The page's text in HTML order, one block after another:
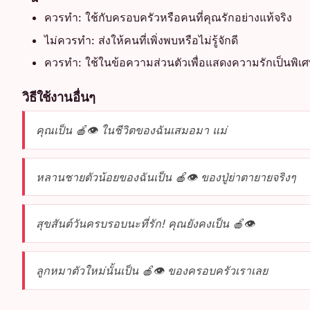
ควรทำ: ใช้กับครอบครัวหรือคนที่คุณรักอย่างแท้จริง
ไม่ควรทำ: ส่งให้คนที่เพิ่งพบหรือไม่รู้จักดี
ควรทำ: ใช้ในข้อความส่วนตัวเพื่อแสดงความรักเป็นพิเ
วิธีใช้งานอื่นๆ
คุณเป็น 🍎👁️ ในชีวิตของฉันเสมอมา แม่
หลานชายตัวน้อยของฉันเป็น 🍎👁️ ของปู่ย่าตายายจริงๆ
สุขสันต์วันครบรอบนะที่รัก! คุณยังคงเป็น 🍎👁️
ลูกหมาตัวใหม่นั้นเป็น 🍎👁️ ของครอบครัวเราเลย